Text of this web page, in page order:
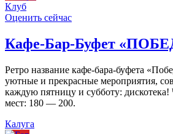
Клуб
Оценить сейчас
Кафе-Бар-Буфет
Ретро название кафе-бара-буфета
уютные и прекрасные мероприятия,
каждую пятницу и субботу:
мест: 180 — 200.
Калуга